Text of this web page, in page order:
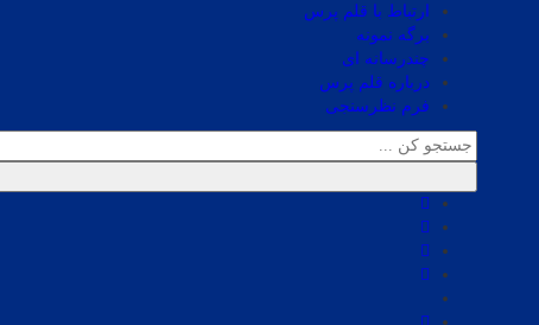
ارتباط با قلم پرس
برگه نمونه
چندرسانه ای
درباره قلم پرس
فرم نظرسنجی